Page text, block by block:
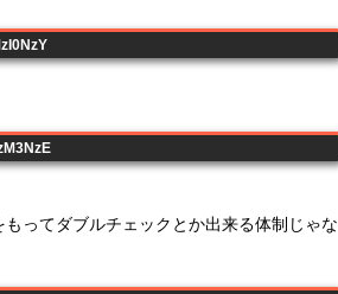
ってダブルチェックとか出来る体制じゃな